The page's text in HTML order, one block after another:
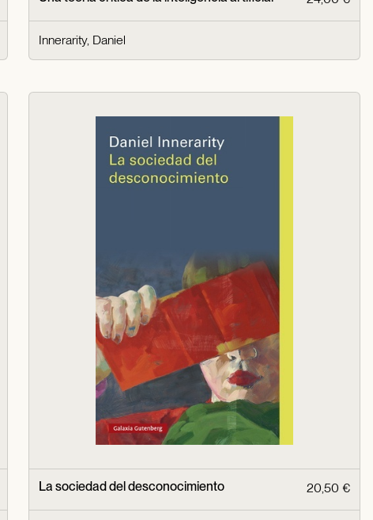
Innerarity, Daniel
La sociedad del desconocimiento 20,50 €